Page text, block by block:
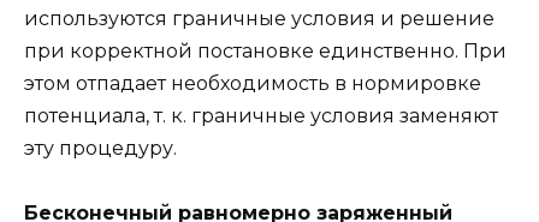
используются граничные условия и решение
при корректной постановке единственно. При
этом отпадает необходимость в нормировке
потенциала, т. к. граничные условия заменяют
эту процедуру.
Бесконечный равномерно заряженный